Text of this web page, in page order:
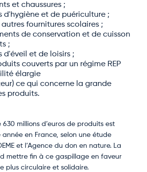
et chaussures ;
d'hygiène et de puériculture ;
autres fournitures scolaires ;
de conservation et de cuisson
;
d'éveil et de loisirs ;
couverts par un régime REP
élargie
ce qui concerne la grande
produits.
630 millions d’euros de produits est
en France, selon une étude
et l’Agence du don en nature. La
mettre fin à ce gaspillage en faveur
plus circulaire et solidaire.